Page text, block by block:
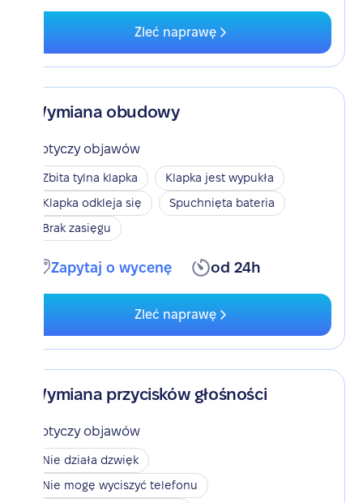
Zleć naprawę
Wymiana obudowy
Dotyczy objawów
Zbita tylna klapka
Klapka jest wypukła
Klapka odkleja się
Spuchnięta bateria
Brak zasięgu
Zapytaj o wycenę od 24h
Zleć naprawę
Wymiana przycisków głośności
Dotyczy objawów
Nie działa dzwięk
Nie mogę wyciszyć telefonu